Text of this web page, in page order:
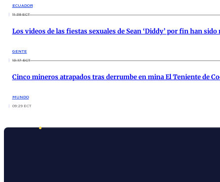
ECUADOR
11:38 ECT
Los videos de las fiestas sexuales de Sean ‘Diddy’ por fin han
GENTE
13:17 ECT
Cinco mineros atrapados tras derrumbe en mina El Teniente de
MUNDO
09:29 ECT